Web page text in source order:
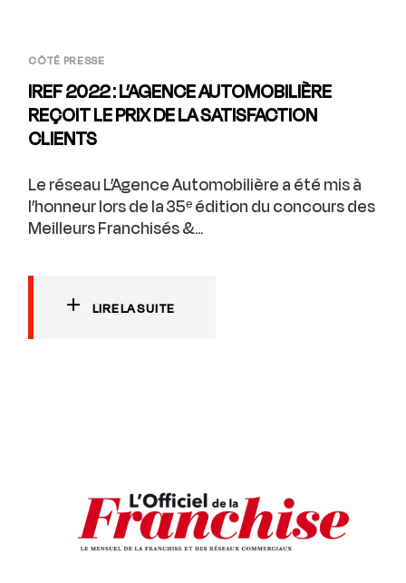
CÔTÉ PRESSE
IREF 2022 : L’AGENCE AUTOMOBILIÈRE
REÇOIT LE PRIX DE LA SATISFACTION
CLIENTS
Le réseau L’Agence Automobilière a été mis à
l’honneur lors de la 35ᵉ édition du concours des
Meilleurs Franchisés &...
LIRE LA SUITE